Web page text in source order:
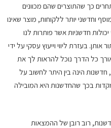
כך שהתוצרים שהם מכוונים
וחדשני יותר ללקוחות, מוצר שאינו
חדשניות אשר פותרות לנו
בעזרת ליווי וייעוץ עסקי על ידי
כל הדרך נוכל להראות לך את
הינה בין היתר לחשוב על
בכך שהחדשנות היא המובילה
רוב רובן של ההמצאות